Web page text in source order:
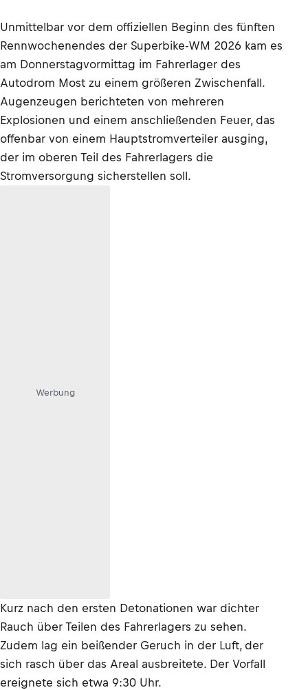
Unmittelbar vor dem offiziellen Beginn des fünften
Rennwochenendes der Superbike-WM 2026 kam es
am Donnerstagvormittag im Fahrerlager des
Autodrom Most zu einem größeren Zwischenfall.
Augenzeugen berichteten von mehreren
Explosionen und einem anschließenden Feuer, das
offenbar von einem Hauptstromverteiler ausging,
der im oberen Teil des Fahrerlagers die
Stromversorgung sicherstellen soll.
Werbung
Kurz nach den ersten Detonationen war dichter
Rauch über Teilen des Fahrerlagers zu sehen.
Zudem lag ein beißender Geruch in der Luft, der
sich rasch über das Areal ausbreitete. Der Vorfall
ereignete sich etwa 9:30 Uhr.